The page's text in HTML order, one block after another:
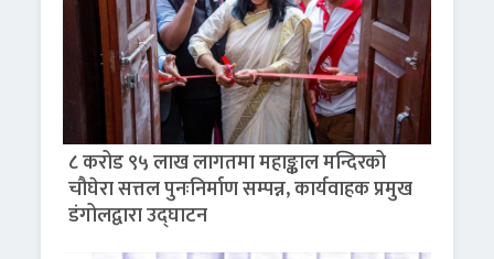
८ करोड ९५ लाख लागतमा महाङ्काल मन्दिरको
चौघेरा सत्तल पुनःनिर्माण सम्पन्न, कार्यवाहक प्रमुख
डंगोलद्वारा उद्घाटन